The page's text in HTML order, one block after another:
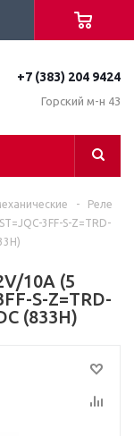
+7 (383) 204 9424
Горский м-н 43
-
Реле
3FF-S-Z=TRD-
10A (5
S-Z=TRD-
(833H)